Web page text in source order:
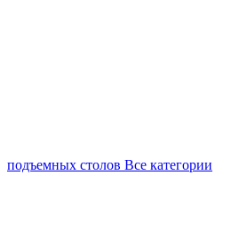
подъемных столов Все категории